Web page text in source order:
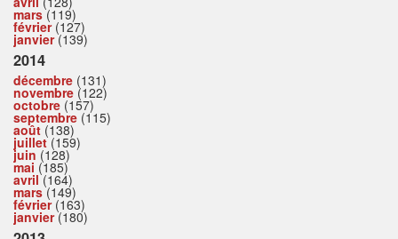
mars(119)
février(127)
janvier(139)
2014
décembre (131)
novembre (122)
octobre (157)
septembre (115)
août (138)
juillet(159)
juin (128)
mai (185)
avril(164)
mars(149)
février(163)
janvier(180)